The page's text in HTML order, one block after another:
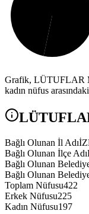
Grafik, LÜTUFLAR
kadın nüfus
Bağlı Olunan İl Adı
Bağlı Olunan İlçe Adı
Bağlı Olunan
Bağlı Olunan
Toplam Nüfusu422
Erkek Nüfusu225
Kadın Nüfusu197